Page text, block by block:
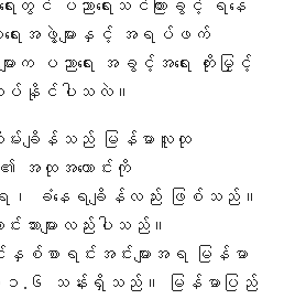
ေးတွင် ပညာရေးသင်ကြားခွင့် ရနေ
ရေးအဖွဲ့များနှင့် အရပ်ဖက်
ားက ပညာရေး အခွင့်အရေး တိုးမြှင့်
ပ်နိုင်ပါသလဲ။
းချိန်သည် မြန်မာလူထု
အထုအထောင်းကို
ခံနေရချိန်လည်း ဖြစ်သည်။
သားများလည်းပါသည်။
ာရင်းအင်းများအရ မြန်မာ
၁၁.၆ သန်း ရှိသည်။ မြန်မာပြည်